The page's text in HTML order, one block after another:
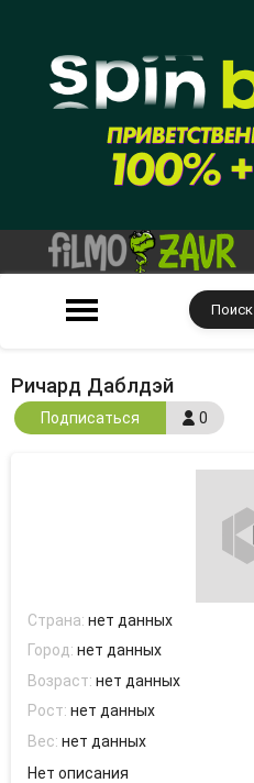
Ричард Даблдэй
0
Подписаться
Страна:нет данных
Город:нет данных
Возраст:нет данных
Рост:нет данных
Вес:нет данных
Нет описания